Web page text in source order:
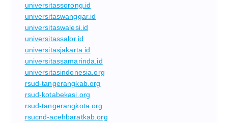
universitassorong.id
universitaswanggar.id
universitaswalesi.id
universitassalor.id
universitasjakarta.id
universitassamarinda.id
universitasindonesia.org
rsud-tangerangkab.org
rsud-kotabekasi.org
rsud-tangerangkota.org
rsucnd-acehbaratkab.org